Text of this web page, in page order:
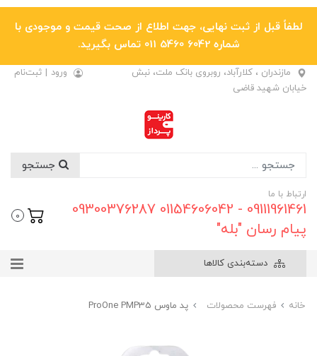
لطفاً قبل از ثبت نهایی، جهت اطلاع از صحت قیمت و موجودی با
شماره 6042 5460 011 تماس بگیرید.
مازندران ، کلارآباد، روبروی بانک ملت، نبش
خیابان شهید قاضی
ورود | ثبت‌نام
ارتباط با ما
09111961461 - 01154606042 09300376287
پیام رسان "بله"
0
دسته‌بندی کالاها
خانه فهرست محصولات پد ماوس ProOne PMP35